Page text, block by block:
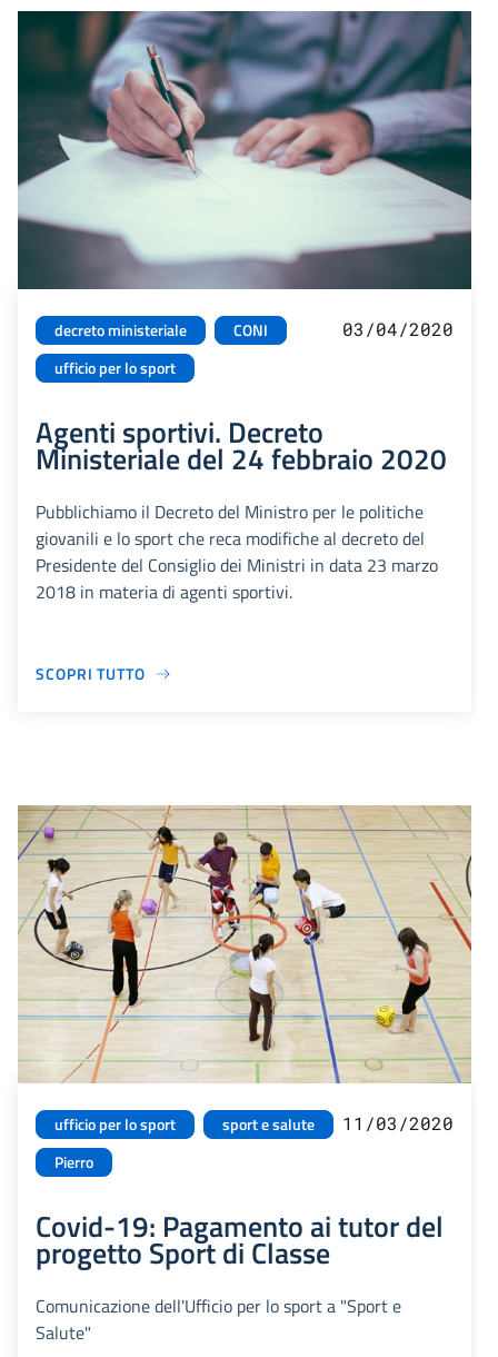
decreto ministeriale
CONI
ufficio per lo sport
03/04/2020
Agenti sportivi. Decreto
Ministeriale del 24 febbraio 2020
Pubblichiamo il Decreto del Ministro per le politiche
giovanili e lo sport che reca modifiche al decreto del
Presidente del Consiglio dei Ministri in data 23 marzo
2018 in materia di agenti sportivi.
SCOPRI TUTTO
ufficio per lo sport
sport e salute
Pierro
11/03/2020
Covid-19: Pagamento ai tutor del
progetto Sport di Classe
Comunicazione dell'Ufficio per lo sport a "Sport e
Salute"